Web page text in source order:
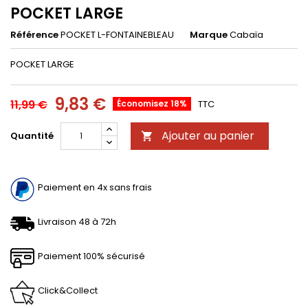
POCKET LARGE
RéférencePOCKET L-FONTAINEBLEAU MarqueCabaïa
POCKET LARGE
11,99 € 9,83 € Économisez 18% TTC
Quantité  Ajouter au panier
Paiement en 4x sans frais
Livraison 48 à 72h
Paiement 100% sécurisé
Click&Collect